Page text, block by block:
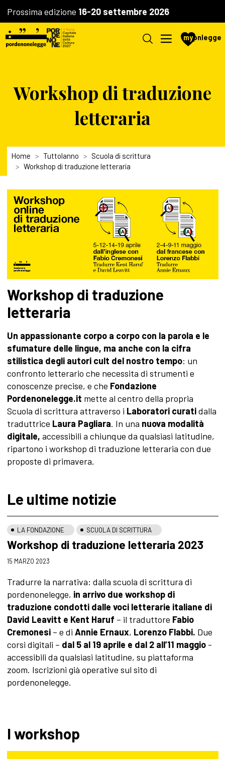
Prossima edizione 16-20 settembre 2026
mypnlegge
Workshop di traduzione
letteraria
Home Tuttolanno
Scuola di scrittura
Workshop di traduzione letteraria
Workshop di traduzione
letteraria
Un appassionante corpo a corpo con la parola e le
sfumature delle lingue, ma anche con la cifra
stilistica degli autori cult del nostro tempo: un
confronto letterario che necessita di strumenti e
conoscenze precise, e che Fondazione
Pordenonelegge.it mette al centro della propria
Scuola di scrittura attraverso i Laboratori curatidalla
traduttrice Laura Pagliara. In una nuova modalità
digitale, accessibili a chiunque da qualsiasi latitudine,
ripartono i workshop di traduzione letteraria con due
proposte di primavera.
Le ultime notizie
LA FONDAZIONE SCUOLA DI SCRITTURA
Workshop di traduzione letteraria 2023
15 MARZO 2023
Tradurre la narrativa: dalla scuola di scrittura di
pordenonelegge, in arrivo due workshop di
traduzione condotti dalle voci letterarie italiane di
David Leavitt e Kent Haruf – il traduttore Fabio
Cremonesi– e di Annie Ernaux, Lorenzo Flabbi. Due
corsi digitali – dal 5 al 19 aprile e dal 2 all’11 maggio -
accessibili da qualsiasi latitudine, su piattaforma
zoom. Iscrizioni già operative sul sito di
pordenonelegge.
I workshop